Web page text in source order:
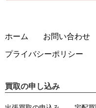
ホーム お問い合わせ
プライバシーポリシー
買取の申し込み